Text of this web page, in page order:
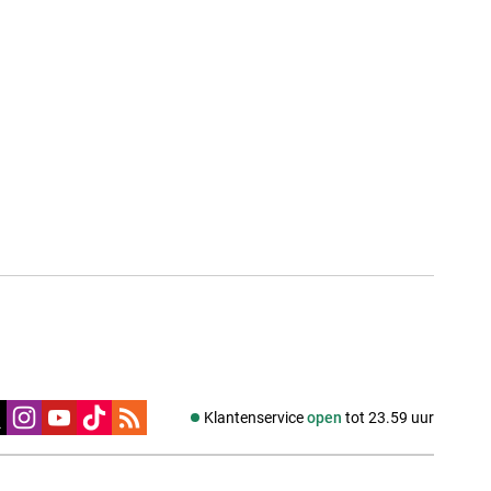
Klantenserviceopen tot 23.59 uur